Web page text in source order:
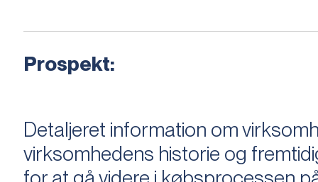
Prospekt:
Detaljeret information om
virksomhedens historie og